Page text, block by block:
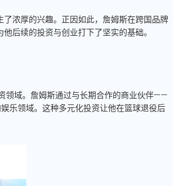
浓厚的兴趣。正因如此，詹姆斯在跨国品牌
后续的投资与创业打下了坚实的基础。
领域。詹姆斯通过与长期合作的商业伙伴——
乐领域。这种多元化投资让他在篮球退役后